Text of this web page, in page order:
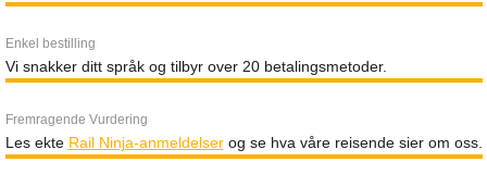
Enkel bestilling
Vi snakker ditt språk og tilbyr over 20 betalingsmetoder.
Fremragende Vurdering
Les ekte Rail Ninja-anmeldelserog se hva våre reisende sier om oss.